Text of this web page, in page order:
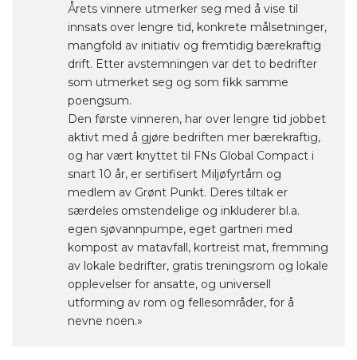
Årets vinnere utmerker seg med å vise til
innsats over lengre tid, konkrete målsetninger,
mangfold av initiativ og fremtidig bærekraftig
drift. Etter avstemningen var det to bedrifter
som utmerket seg og som fikk samme
poengsum.
Den første vinneren, har over lengre tid jobbet
aktivt med å gjøre bedriften mer bærekraftig,
og har vært knyttet til FNs Global Compact i
snart 10 år, er sertifisert Miljøfyrtårn og
medlem av Grønt Punkt. Deres tiltak er
særdeles omstendelige og inkluderer bl.a.
egen sjøvannpumpe, eget gartneri med
kompost av matavfall, kortreist mat, fremming
av lokale bedrifter, gratis treningsrom og lokale
opplevelser for ansatte, og universell
utforming av rom og fellesområder, for å
nevne noen.»